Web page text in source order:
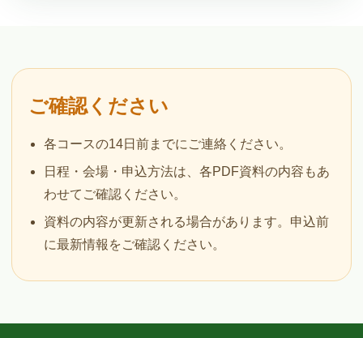
ご確認ください
各コースの14日前までにご連絡ください。
日程・会場・申込方法は、各PDF資料の内容もあ
わせてご確認ください。
資料の内容が更新される場合があります。申込前
に最新情報をご確認ください。